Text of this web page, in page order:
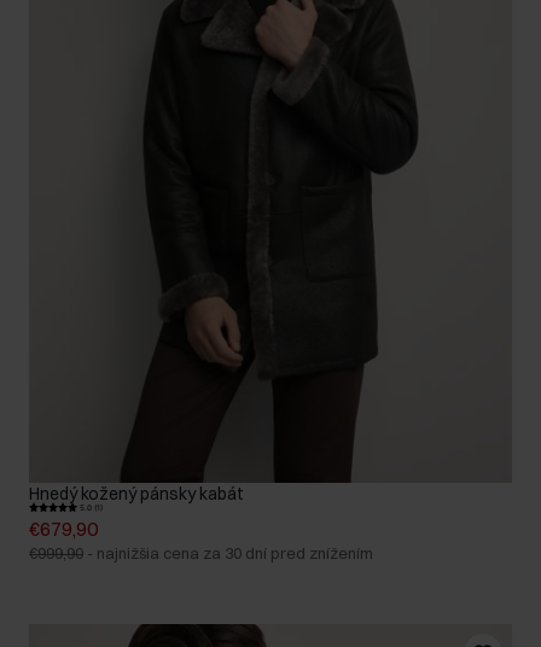
Hnedý kožený pánsky kabát
5.0 (1)
€679,90
€999,90 - najnižšia cena za 30 dní pred znížením